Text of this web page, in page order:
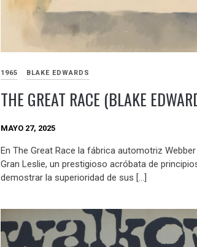
1965 BLAKE EDWARDS
THE GREAT RACE (BLAKE
MAYO 27, 2025
En The Great Race la fábrica automotriz
Gran Leslie, un prestigioso acróbata de
demostrar la superioridad de sus […]